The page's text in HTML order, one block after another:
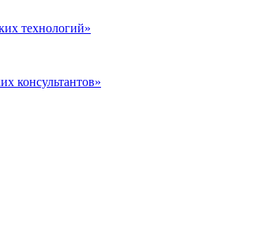
технологий»
консультантов»